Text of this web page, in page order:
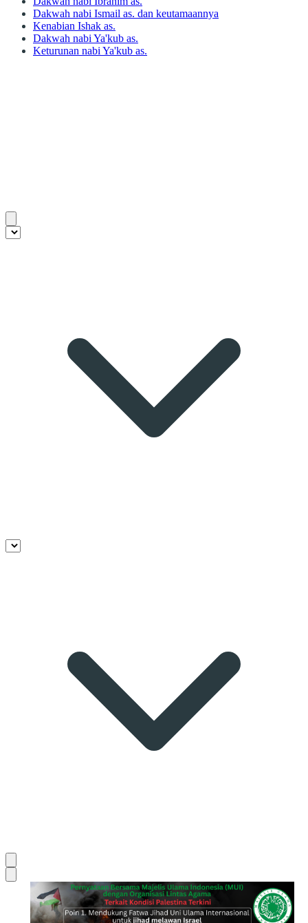
Dakwah nabi Ismail as. dan keutamaannya
Kenabian Ishak as.
Dakwah nabi Ya'kub as.
Keturunan nabi Ya'kub as.